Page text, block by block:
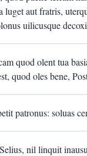
aut fratris,
uilicusque
quod olent tua
quod oles bene,
patronus: soluas
nil linquit